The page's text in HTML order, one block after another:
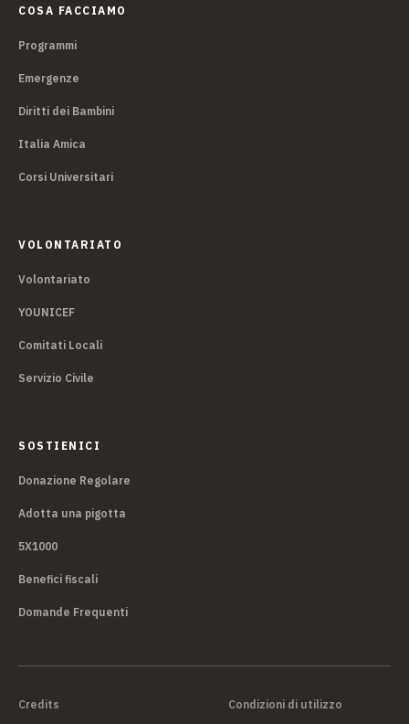
COSA FACCIAMO
Programmi
Emergenze
Diritti dei Bambini
Italia Amica
Corsi Universitari
VOLONTARIATO
Volontariato
YOUNICEF
Comitati Locali
Servizio Civile
SOSTIENICI
Donazione Regolare
Adotta una pigotta
5X1000
Benefici fiscali
Domande Frequenti
Credits Condizioni di utilizzo